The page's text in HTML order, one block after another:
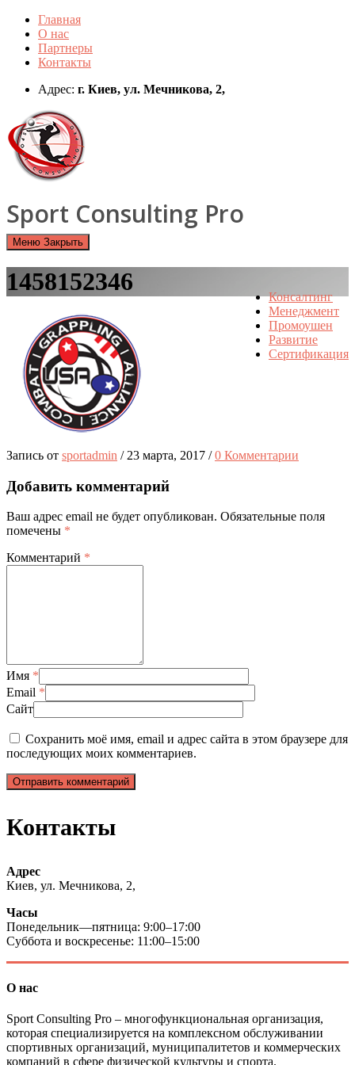
Перейти
содержимому
Главная
О нас
Партнеры
Контакты
Адрес: г. Киев, ул. Мечникова, 2,
Sport Consulting Pro
Меню Закрыть
Консалтинг
Менеджмент
Промоушен
Развитие
Сертификация
1458152346
Запись от sportadmin / 23 марта, 2017 / 0 Комментарии
Добавить комментарий
Ваш адрес email не будет опубликован. Обязательные поля
помечены *
Комментарий *
Имя *
Email *
Сайт
Сохранить моё имя, email и адрес сайта в этом браузере для
последующих моих комментариев.
Контакты
Адрес
Киев, ул. Мечникова, 2,
Часы
Понедельник—пятница: 9:00–17:00
Суббота и воскресенье: 11:00–15:00
О нас
Sport Consulting Pro – многофункциональная организация,
которая специализируется на комплексном обслуживании
спортивных организаций, муниципалитетов и коммерческих
компаний в сфере физической культуры и спорта.